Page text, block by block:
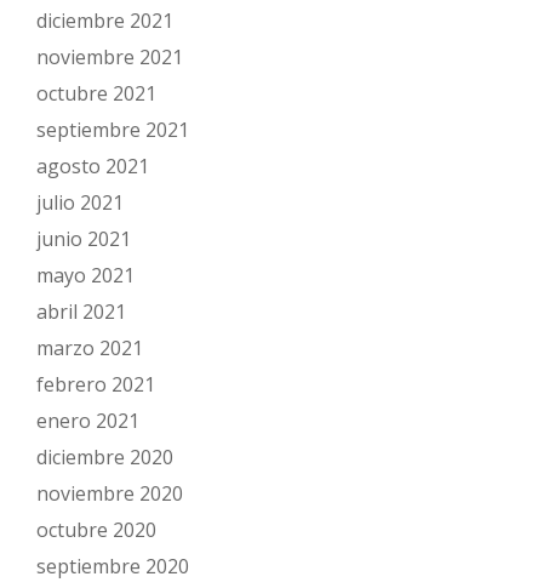
diciembre 2021
noviembre 2021
octubre 2021
septiembre 2021
agosto 2021
julio 2021
junio 2021
mayo 2021
abril 2021
marzo 2021
febrero 2021
enero 2021
diciembre 2020
noviembre 2020
octubre 2020
septiembre 2020